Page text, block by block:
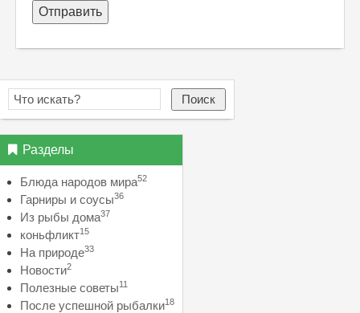
Отправить
Поиск
Разделы
Блюда народов мира52
Гарниры и соусы36
Из рыбы дома37
коньфликт15
На природе33
Новости2
Полезные советы11
После успешной рыбалки18